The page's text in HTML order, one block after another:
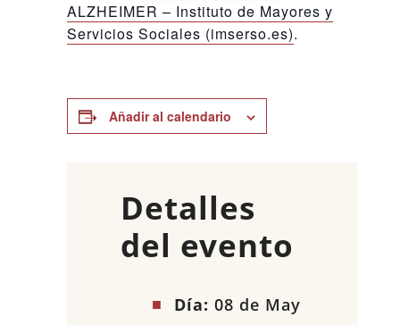
ALZHEIMER – Instituto de Mayores y
Servicios Sociales (imserso.es).
Añadir al calendario
Detalles
del evento
Día: 08 de May